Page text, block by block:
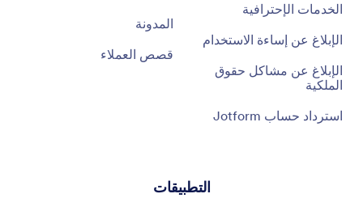
الخدمات الإحترافية
الإبلاغ عن إساءة الاستخدام
الإبلاغ عن مشاكل حقوق
الملكية
استرداد حساب Jotform
المدونة
قصص العملاء
التطبيقات